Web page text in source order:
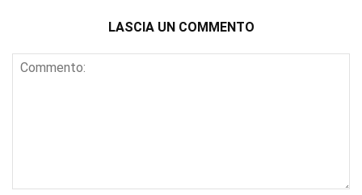
LASCIA UN COMMENTO